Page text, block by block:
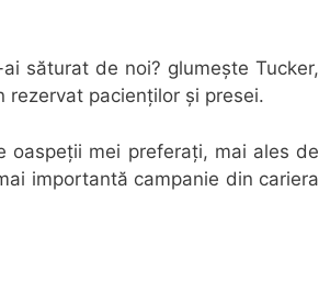
săturat de noi? glumește Tucker,
rezervat pacienților și presei.
oaspeții mei preferați, mai ales de
importantă campanie din cariera